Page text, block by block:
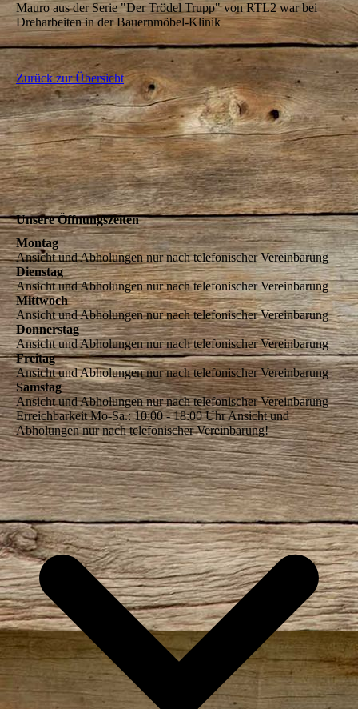
Mauro aus der Serie "Der Trödel Trupp" von RTL2 war bei
Dreharbeiten in der Bauernmöbel-Klinik
Zurück zur Übersicht
Unsere Öffnungszeiten
Montag
Ansicht und Abholungen nur nach telefonischer Vereinbarung
Dienstag
Ansicht und Abholungen nur nach telefonischer Vereinbarung
Mittwoch
Ansicht und Abholungen nur nach telefonischer Vereinbarung
Donnerstag
Ansicht und Abholungen nur nach telefonischer Vereinbarung
Freitag
Ansicht und Abholungen nur nach telefonischer Vereinbarung
Samstag
Ansicht und Abholungen nur nach telefonischer Vereinbarung
Erreichbarkeit Mo-Sa.: 10:00 - 18:00 Uhr Ansicht und
Abholungen nur nach telefonischer Vereinbarung!